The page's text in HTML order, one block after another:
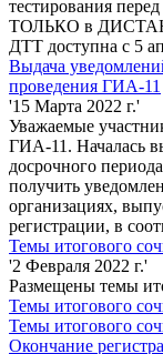
тестирования
ТОЛЬКО в
ДТТ доступна с 5
Выдача
проведения ГИА-11
'15 Марта 2022 г.'
Уважаемые
ГИА-11. Началась
досрочного
получить
организациях,
регистрации, в
Темы итогового
'2 Февраля 2022 г.'
Размещены темы
Темы итогового
Темы итогового
Окончание